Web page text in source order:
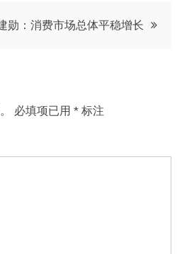
勋：消费市场总体平稳增长
必填项已用 * 标注